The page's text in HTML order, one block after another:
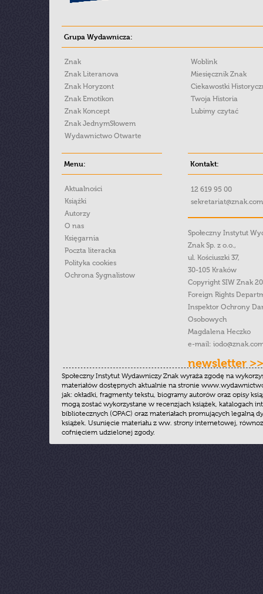
Grupa Wydawnicza:
Znak
Znak Literanova
Znak Horyzont
Znak Emotikon
Znak Koncept
Znak JednymSłowem
Wydawnictwo Otwarte
Woblink
Miesięcznik Znak
Ciekawostki
Twoja Historia
Lubimy czytać
Menu:
Aktualności
Książki
Autorzy
O nas
Księgarnia
Poczta literacka
Polityka cookies
Ochrona Sygnalistow
Kontakt:
12 619 95 00
Społeczny Instytut
Znak Sp. z o.o.,
ul. Kościuszki 37,
30-105 Kraków
Copyright SIW Znak
Foreign Rights
Inspektor Ochrony
Osobowych
Magdalena Heczko
e-mail:
newsletter >>
Społeczny Instytut Wydawniczy Znak wyraża zgodę na
materiałów dostępnych aktualnie na stronie
jak: okładki, fragmenty tekstu, biogramy autorów oraz opisy
mogą zostać wykorzystane w recenzjach książek, katalogach
bibliotecznych (OPAC) oraz materiałach promujących legalną
książek. Usunięcie materiału z ww. strony internetowej,
cofnięciem udzielonej zgody.